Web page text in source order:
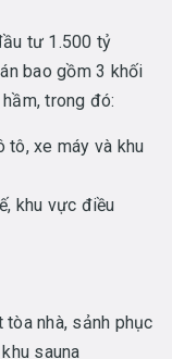
tư 1.500 tỷ
bao gồm 3 khối
trong đó:
tô, xe máy và khu
khu vực điều
nhà, sảnh phục
sauna